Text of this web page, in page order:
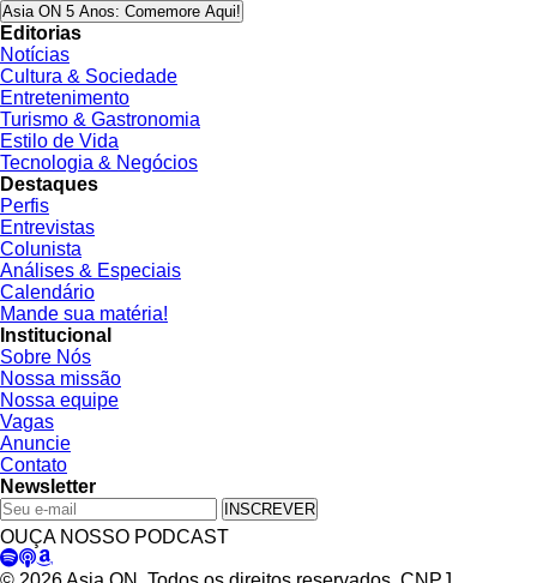
Asia ON 5 Anos: Comemore Aqui!
Editorias
Notícias
Cultura & Sociedade
Entretenimento
Turismo & Gastronomia
Estilo de Vida
Tecnologia & Negócios
Destaques
Perfis
Entrevistas
Colunista
Análises & Especiais
Calendário
Mande sua matéria!
Institucional
Sobre Nós
Nossa missão
Nossa equipe
Vagas
Anuncie
Contato
Newsletter
INSCREVER
OUÇA NOSSO PODCAST